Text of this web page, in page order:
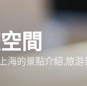
間
海的景點介紹,旅